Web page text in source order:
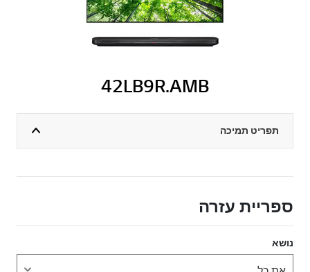
42LB9R.AMB
תפריט תמיכה
ספריית עזרה
נושא